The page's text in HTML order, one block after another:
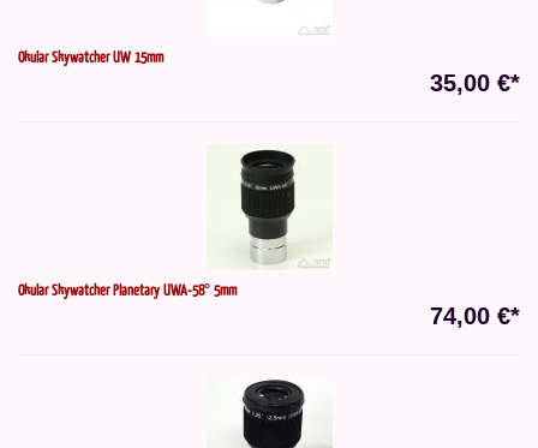
Okular Skywatcher UW 15mm
35,00 €*
Okular Skywatcher Planetary UWA-58° 5mm
74,00 €*